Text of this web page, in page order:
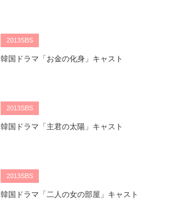
2013SBS
韓国ドラマ「お金の化身」キャスト
2013SBS
韓国ドラマ「主君の太陽」キャスト
2013SBS
韓国ドラマ「二人の女の部屋」キャスト